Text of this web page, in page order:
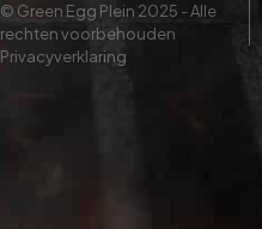
© Green Egg Plein 2025 - Alle
rechten voorbehouden
Privacyverklaring